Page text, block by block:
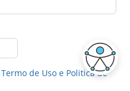
Termo de Uso e Politica de